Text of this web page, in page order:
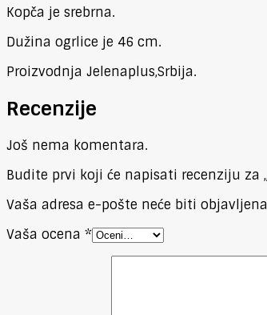
Kopča je srebrna.
Dužina ogrlice je 46 cm.
Proizvodnja Jelenaplus,Srbija.
Recenzije
Još nema komentara.
Budite prvi koji će napisati recenziju za
Vaša adresa e-pošte neće biti
Vaša ocena *